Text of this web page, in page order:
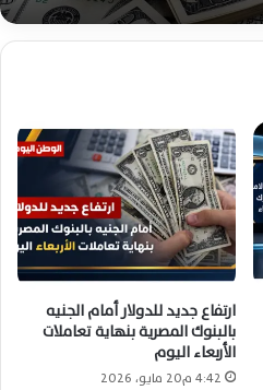
استقرار سعر الدولار اليوم الجمعة 17 يوليو 2026
تغير
يواصل التذبذب وعيار
ارتفاع جديد للدولار أمام الجنيه
بالبنوك المصرية بنهاية تعاملات
الأربعاء اليوم
4:42 م20 مايو، 2026